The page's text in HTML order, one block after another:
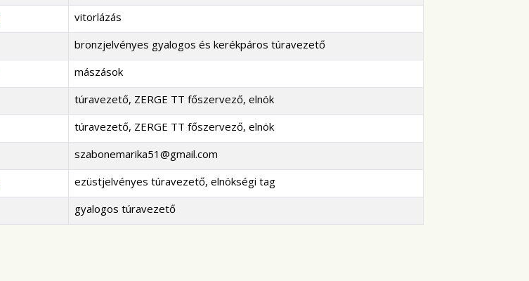
vitorlázás
bronzjelvényes gyalogos és kerékpáros túravezető
mászások
túravezető, ZERGE TT főszervező, elnök
túravezető, ZERGE TT főszervező, elnök
szabonemarika51@gmail.com
ezüstjelvényes túravezető, elnökségi tag
gyalogos túravezető